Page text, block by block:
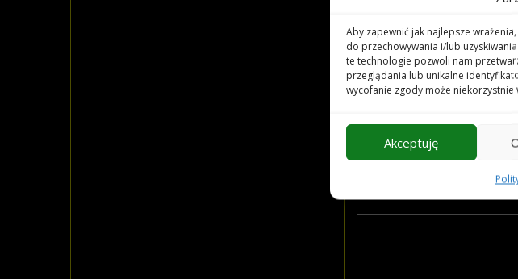
Aby zapewnić jak najlepsze
do przechowywania i/lub
te technologie pozwoli nam
przeglądania lub unikalne
wycofanie zgody może niekorzystnie
Akceptuję